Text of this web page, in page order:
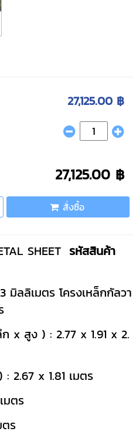
27,125.00 ฿
27,125.00 ฿
สั่งซื้อ
SHEETรหัสสินค้า
มิลลิเมตร โครงเหล็กกัลวา
x สูง ) : 2.77 x 1.91 x 2.
2.67 x 1.81 เมตร
เมตร
ตร